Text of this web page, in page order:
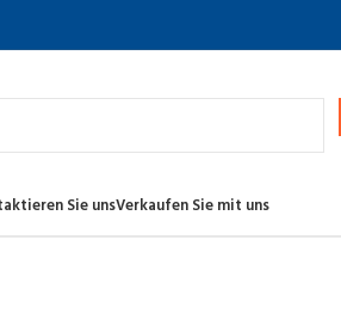
Sie unsVerkaufen Sie mit uns